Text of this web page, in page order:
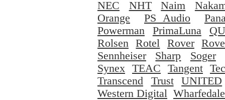
NEC
NHT Naim
Orange
PS Audio
Powerman
PrimaLuna
Rolsen
Rotel Rover
Sennheiser
Sharp
Soger
Synex TEAC Tangent
Transcend
Trust
UNITED
Western Digital Wharfedale